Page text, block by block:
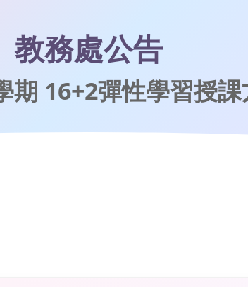
教務處公告
期 16+2彈性學習授